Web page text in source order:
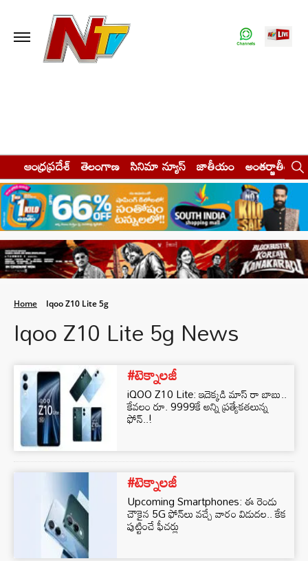
ఆంధ్రప్రదేశ్ తెలంగాణ సినిమా న్యూస్ జాతీయం అంతర్జాతీయం
Home Iqoo Z10 Lite 5g
Iqoo Z10 Lite 5g News
#టెక్నాలజీ
iQOO Z10 Lite: ఇదెక్కడి మాస్ రా బాబు..
కేవలం రూ. 9999కే అన్ని ప్రత్యేకతలున్న
ఫోన్..!
#టెక్నాలజీ
Upcoming Smartphones: ఈ రెండు
చౌకైన 5G ఫోన్‌లు వచ్చే వారం విడుదల.. కేక
పుట్టించే ఫీచర్లు